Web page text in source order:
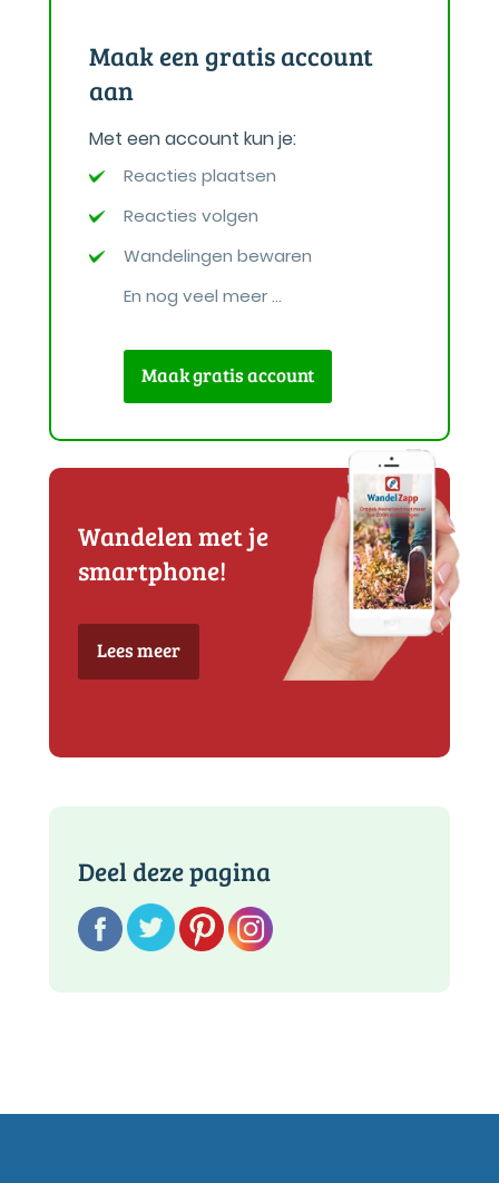
Maak een gratis account
aan
Met een account kun je:
Reacties plaatsen
Reacties volgen
Wandelingen bewaren
En nog veel meer ...
Maak gratis account
Wandelen met je
smartphone!
Lees meer
Deel deze pagina